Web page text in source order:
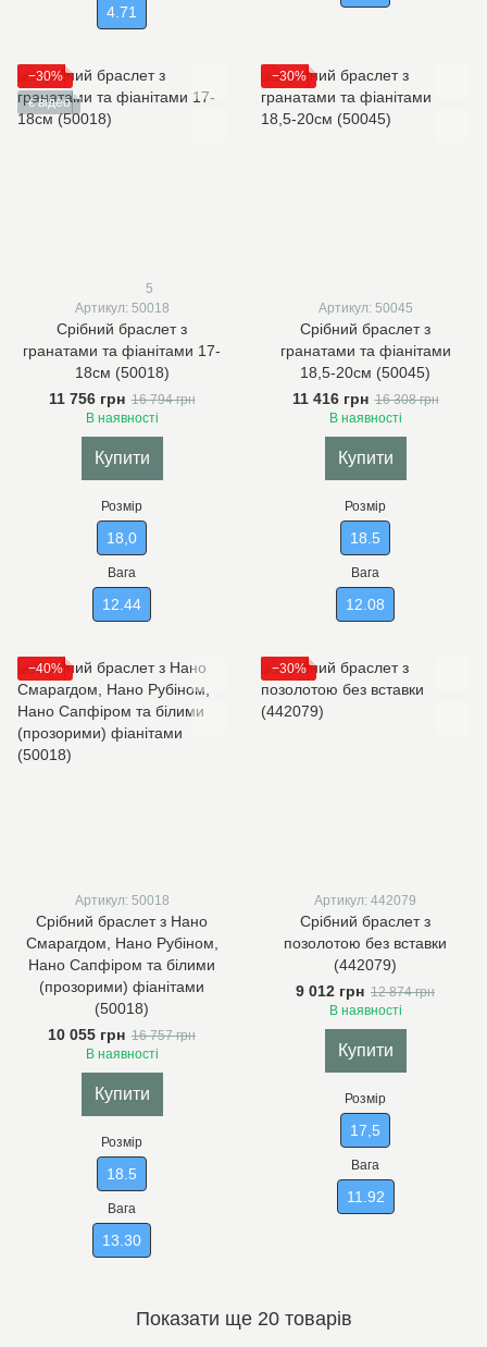
4.71
−30%
є відео
5
Артикул: 50018
Срібний браслет з
гранатами та фіанітами 17-
18см (50018)
11 756 грн 16 794 грн
В наявності
Купити
Розмір
18,0
Вага
12.44
−30%
Артикул: 50045
Срібний браслет з
гранатами та фіанітами
18,5-20см (50045)
11 416 грн 16 308 грн
В наявності
Купити
Розмір
18.5
Вага
12.08
−40%
Артикул: 50018
Срібний браслет з Нано
Смарагдом, Нано Рубіном,
Нано Сапфіром та білими
(прозорими) фіанітами
(50018)
10 055 грн 16 757 грн
В наявності
Купити
Розмір
18.5
Вага
13.30
−30%
Артикул: 442079
Срібний браслет з
позолотою без вставки
(442079)
9 012 грн 12 874 грн
В наявності
Купити
Розмір
17,5
Вага
11.92
Показати ще 20 товарів